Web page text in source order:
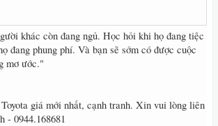
khác còn đang ngủ. Học hỏi khi họ đang tiệc
đang phung phí. Và bạn sẽ sớm có được cuộc
mơ ước."
giá mới nhất, cạnh tranh. Xin vui lòng liên
- 0944.168681